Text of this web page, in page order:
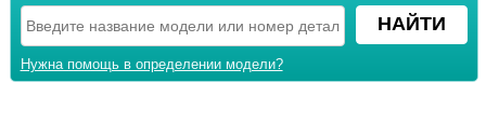
Нужна помощь в определении модели?